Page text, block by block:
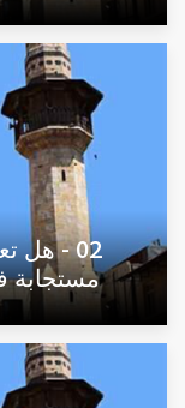
02 - هل
مستجابة